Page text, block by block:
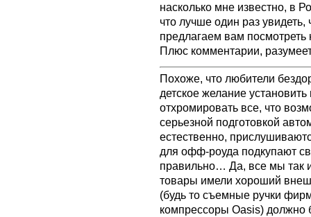
насколько мне известно, в
что лучше один раз
предлагаем вам посмотреть
Плюс комментарии,
Похоже, что любители
детское желание
отхромировать все, что
серьезной подготовкой
естественно,
для офф-роуда подкупают
правильно… Да, все мы так
товары имели хороший
(будь то съемные ручки
компрессоры Oasis) должно